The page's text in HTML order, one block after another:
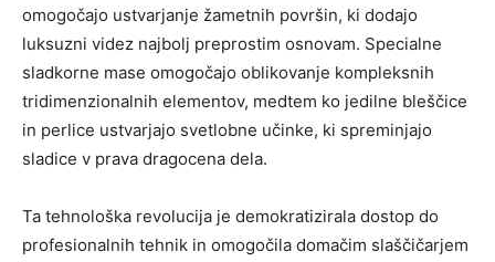
omogočajo ustvarjanje žametnih površin, ki dodajo
luksuzni videz najbolj preprostim osnovam. Specialne
sladkorne mase omogočajo oblikovanje kompleksnih
tridimenzionalnih elementov, medtem ko jedilne bleščice
in perlice ustvarjajo svetlobne učinke, ki spreminjajo
sladice v prava dragocena dela.
Ta tehnološka revolucija je demokratizirala dostop do
profesionalnih tehnik in omogočila domačim slaščičarjem